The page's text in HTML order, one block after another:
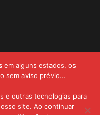
em alguns estados, os
sem aviso prévio...
e outras tecnologias para
site. Ao continuar